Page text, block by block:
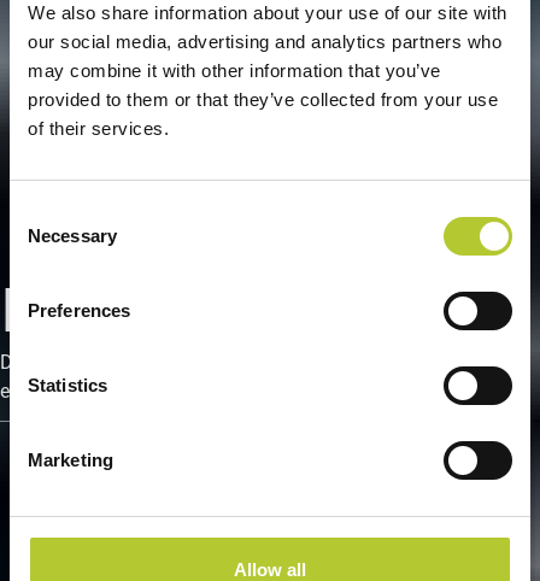
We also share information about your use of our site with
our social media, advertising and analytics partners who
may combine it with other information that you’ve
provided to them or that they’ve collected from your use
of their services.
Selection
Necessary
Preferences
Statistics
Marketing
Allow all
Prodotti
Dalla progettazione alla fine del ciclo di vita, garantendo
elevate prestazioni, riciclabilità e impatto ambientale minimo.